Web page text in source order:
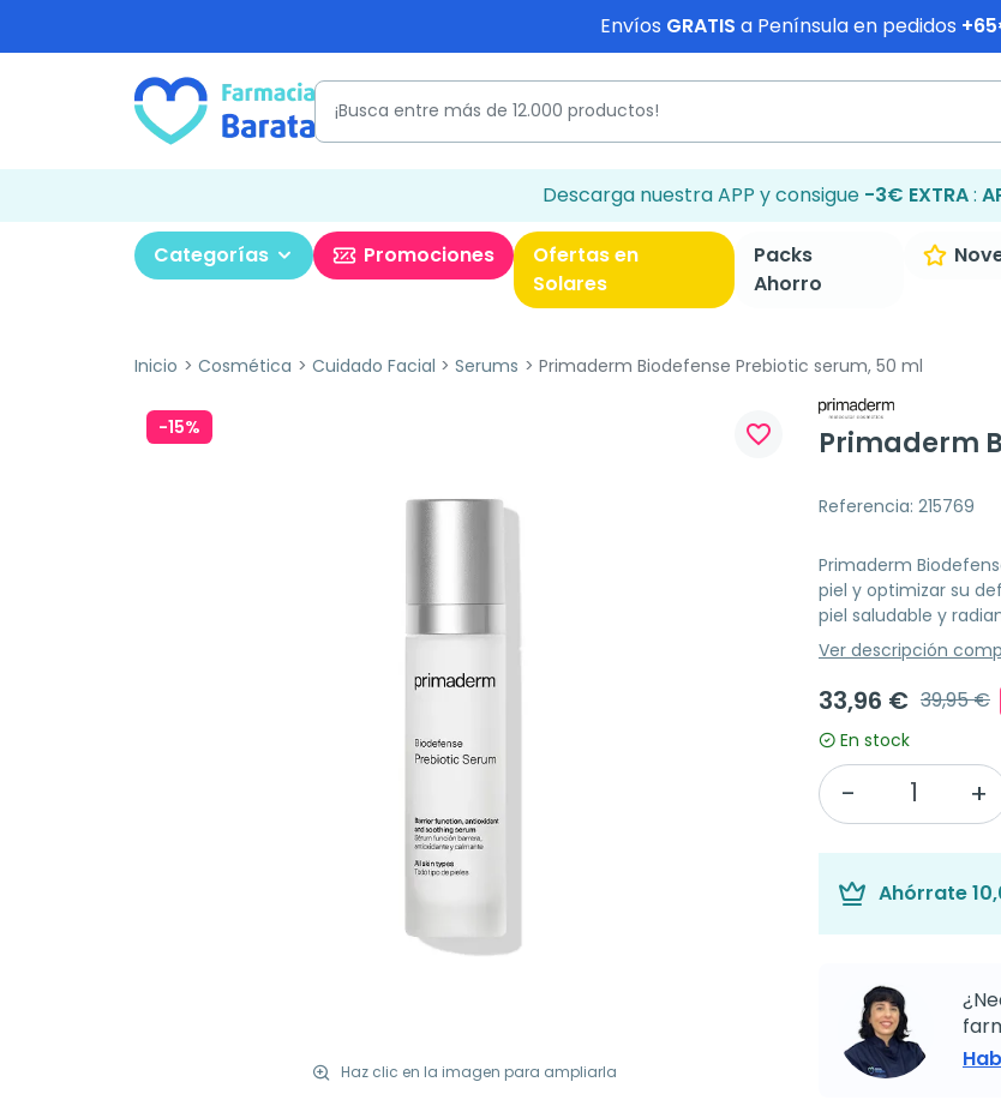
Envíos GRATIS a Península en pedidos
Descarga nuestra APP y consigue -3€ EXTRA:
Categorías Promociones
Ofertas en
Solares
Packs
Ahorro
Inicio Cosmética Cuidado Facial Serums Primaderm Biodefense Prebiotic serum, 50 ml
-15%
Haz clic en la imagen para ampliarla
favorite_border Primaderm
Referencia: 215769
Primaderm
piel y optimizar su
piel saludable y
Ver descripción
33,96 € 39,95 €
En stock
Ahórrate